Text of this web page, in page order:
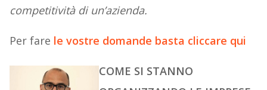
competitività di un’azienda.
Per fare le vostre domande basta cliccare qui
COME SI STANNO